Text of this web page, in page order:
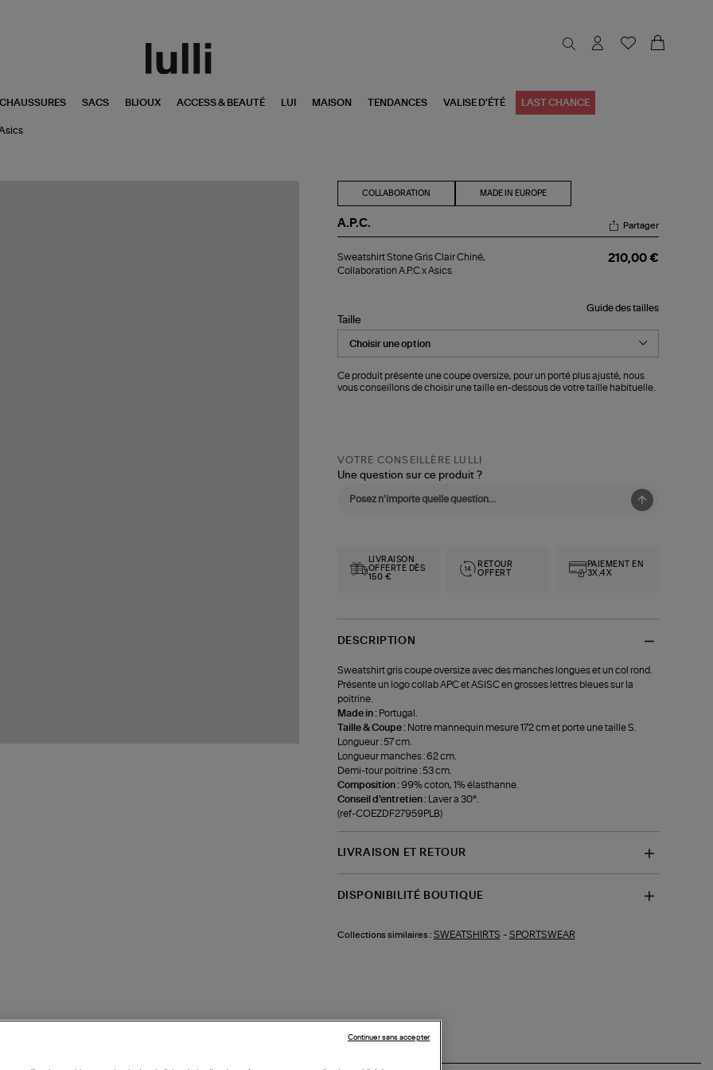
CHAUSSURES SACS BIJOUX ACCESS & BEAUTÉ LUI MAISON TENDANCES VALISE D'ÉTÉ LAST CHANCE
COLLABORATION MADE IN EUROPE
A.P.C.
Stone
Gris
A.P.C
Asics
Partager
Sweatshirt Stone Gris Clair Chiné,
Collaboration A.P.C x Asics
210,00 €
Guide des tailles
Taille
Ce produit présente une coupe oversize, pour un porté plus ajusté, nous
vous conseillons de choisir une taille en-dessous de votre taille habituelle.
VOTRE CONSEILLÈRE LULLI
Une question sur ce produit ?
LIVRAISON
OFFERTE DÈS
150 €
RETOUR
OFFERT
PAIEMENT EN
3X,4X
DESCRIPTION
Sweatshirt gris coupe oversize avec des manches longues et un col rond.
Présente un logo collab APC et ASISC en grosses lettres bleues sur la
poitrine.
Made in : Portugal.
Taille & Coupe : Notre mannequin mesure 172 cm et porte une taille S.
Longueur : 57 cm.
Longueur manches : 62 cm.
Demi-tour poitrine : 53 cm.
Composition : 99% coton, 1% élasthanne.
Conseil d'entretien :
Laver a 30°.
(ref-COEZDF27959PLB)
LIVRAISON ET RETOUR
DISPONIBILITÉ BOUTIQUE
Collections similaires : SWEATSHIRTS - SPORTSWEAR
Continuer sans accepter